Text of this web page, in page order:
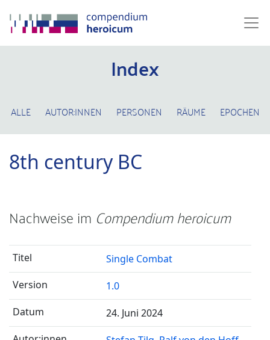
Index
ALLE AUTOR:INNEN PERSONEN RÄUME EPOCHEN
8th century BC
Nachweise im Compendium heroicum
Single Combat
1.0
24. Juni 2024